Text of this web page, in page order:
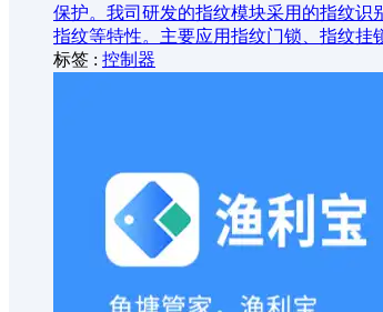
保护。我司研发的指纹模块采用的指纹识
指纹等特性。主要应用指纹门锁、指纹挂
标签 : 控制器